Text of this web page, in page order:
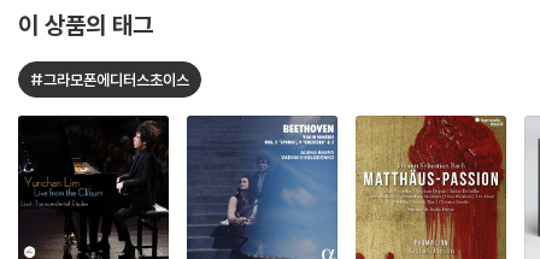
이 상품의 태그
#그라모폰에디터스초이스